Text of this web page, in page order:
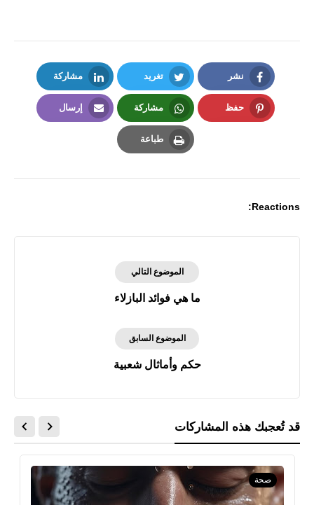
نشر
Facebook
تغريد
Twitter
مشاركة
LinkedIn
حفظ مشاركة
Whatsapp
إرسال
طباعة
Reactions:
الموضوع التالي
ما هي فوائد البازلاء
الموضوع السابق
حكم وأماثال شعبية
قد تُعجبك هذه المشاركات
صحة